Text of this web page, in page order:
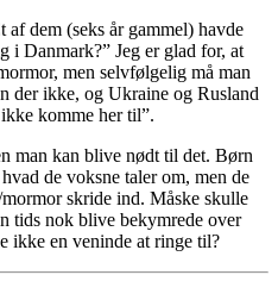
dem (seks år gammel) havde
i Danmark?” Jeg er glad for, at
men selvfølgelig må man
der ikke, og Ukraine og Rusland
komme her til”.
man kan blive nødt til det. Børn
de voksne taler om, men de
skride ind. Måske skulle
tids nok blive bekymrede over
ikke en veninde at ringe til?